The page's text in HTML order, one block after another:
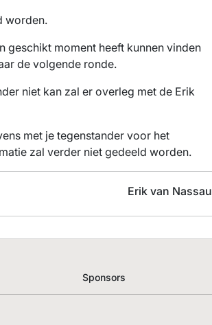
worden.
geschikt moment heeft kunnen vinden
de volgende ronde.
niet kan zal er overleg met de Erik
met je tegenstander voor het
zal verder niet gedeeld worden.
Erik van Nassau
Sponsors